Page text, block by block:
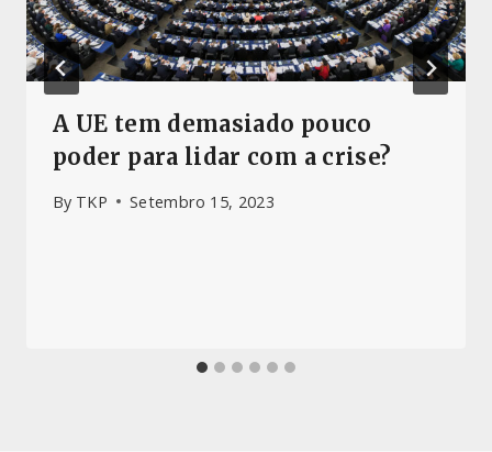
A UE tem demasiado pouco
poder para lidar com a crise?
By TKP Setembro 15, 2023